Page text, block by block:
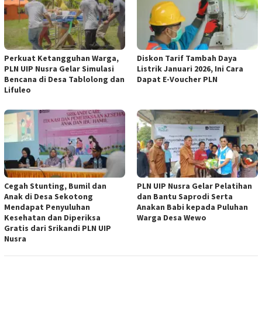
Perkuat Ketangguhan Warga,
PLN UIP Nusra Gelar Simulasi
Bencana di Desa Tablolong dan
Lifuleo
Diskon Tarif Tambah Daya
Listrik Januari 2026, Ini Cara
Dapat E-Voucher PLN
Cegah Stunting, Bumil dan
Anak di Desa Sekotong
Mendapat Penyuluhan
Kesehatan dan Diperiksa
Gratis dari Srikandi PLN UIP
Nusra
PLN UIP Nusra Gelar Pelatihan
dan Bantu Saprodi Serta
Anakan Babi kepada Puluhan
Warga Desa Wewo